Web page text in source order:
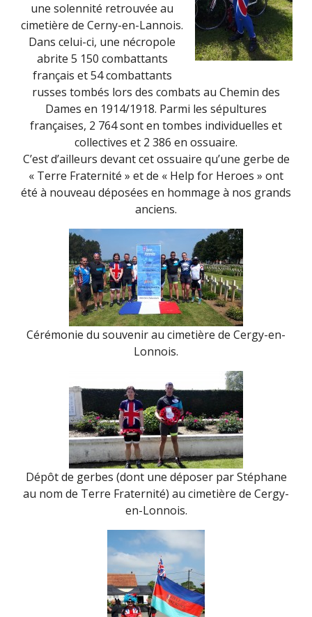
une solennité retrouvée au
cimetière de Cerny-en-Lannois.
Dans celui-ci, une nécropole
abrite 5 150 combattants
français et 54 combattants
russes tombés lors des combats au Chemin des
Dames en 1914/1918. Parmi les sépultures
françaises, 2 764 sont en tombes individuelles et
collectives et 2 386 en ossuaire.
C’est d’ailleurs devant cet ossuaire qu’une gerbe de
« Terre Fraternité » et de « Help for Heroes » ont
été à nouveau déposées en hommage à nos grands
anciens.
Cérémonie du souvenir au cimetière de Cergy-en-
Lonnois.
Dépôt de gerbes (dont une déposer par Stéphane
au nom de Terre Fraternité) au cimetière de Cergy-
en-Lonnois.